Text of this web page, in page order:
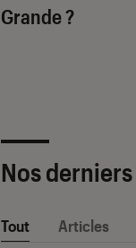
Grande ?
Nos
Tout Articles